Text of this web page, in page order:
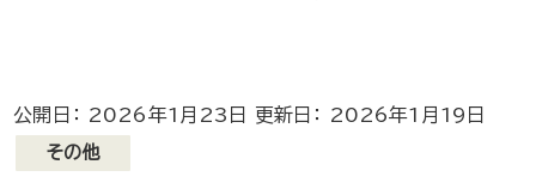
公開日： 2026年1月23日 更新日： 2026年1月19日
その他